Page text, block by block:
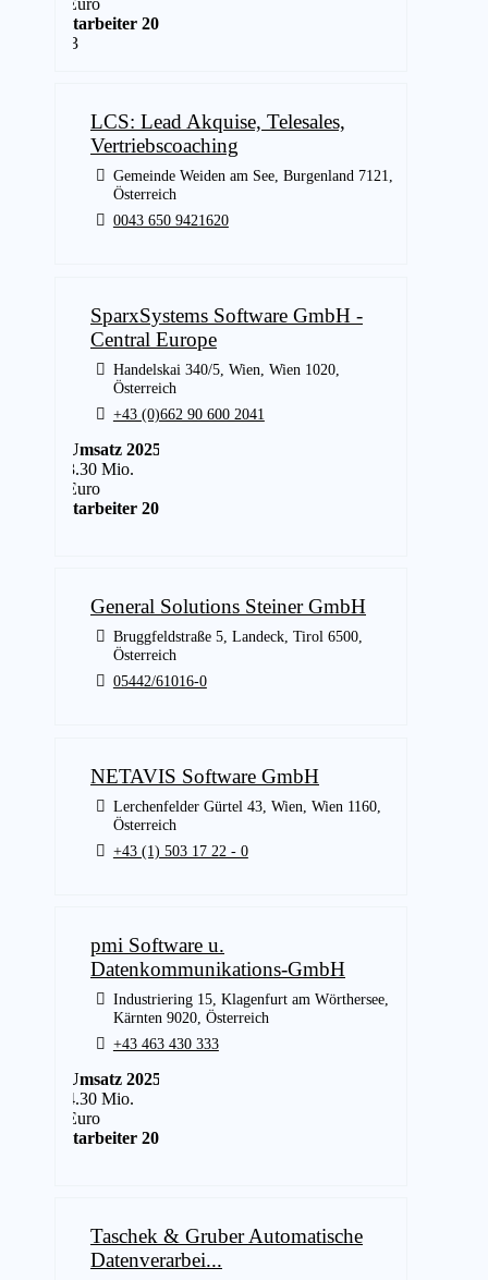
Euro
Mitarbeiter 2025
243
LCS: Lead Akquise, Telesales,
Vertriebscoaching
Gemeinde Weiden am See, Burgenland 7121,
Österreich
0043 650 9421620
SparxSystems Software GmbH -
Central Europe
Handelskai 340/5, Wien, Wien 1020,
Österreich
+43 (0)662 90 600 2041
Umsatz 2025
3.30 Mio.
Euro
Mitarbeiter 2025
General Solutions Steiner GmbH
Bruggfeldstraße 5, Landeck, Tirol 6500,
Österreich
05442/61016-0
NETAVIS Software GmbH
Lerchenfelder Gürtel 43, Wien, Wien 1160,
Österreich
+43 (1) 503 17 22 - 0
pmi Software u.
Datenkommunikations-GmbH
Industriering 15, Klagenfurt am Wörthersee,
Kärnten 9020, Österreich
+43 463 430 333
Umsatz 2025
4.30 Mio.
Euro
Mitarbeiter 2025
Taschek & Gruber Automatische
Datenverarbei...